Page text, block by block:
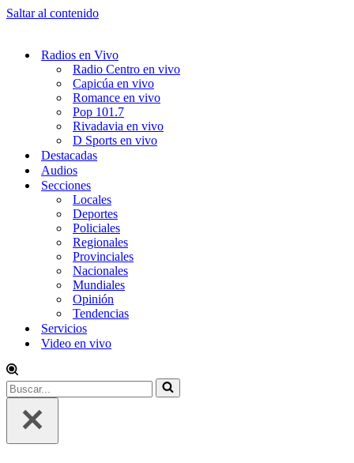
Saltar al contenido
Radios en Vivo
Radio Centro en vivo
Capicúa en vivo
Romance en vivo
Pop 101.7
Rivadavia en vivo
D Sports en vivo
Destacadas
Audios
Secciones
Locales
Deportes
Policiales
Regionales
Provinciales
Nacionales
Mundiales
Opinión
Tendencias
Servicios
Video en vivo
Buscar...